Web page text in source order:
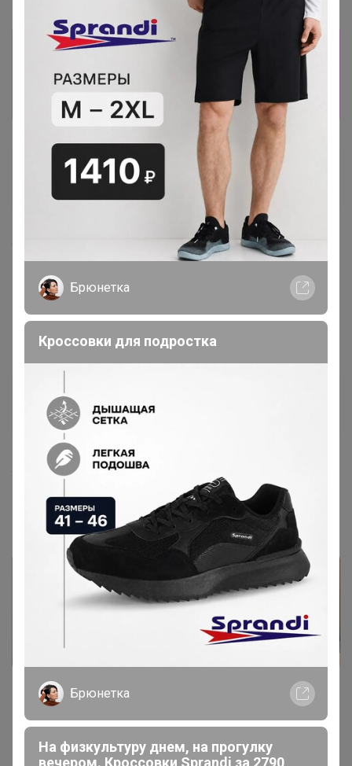
Информация о заказах доступна
лишь членам клуба
Показать
Студентка
Магистр
Happy Baby
, здравствуйте, при оплате какая-то ошибка
выходит.
Организатор СП
4 мая, 2026 11:30
Студентка, Добрый день, открыла карты
Брюнетка
Кроссовки для подростка
Брюнетка
На физкультуру днем, на прогулку
вечером. Кроссовки Sprandi за 2790